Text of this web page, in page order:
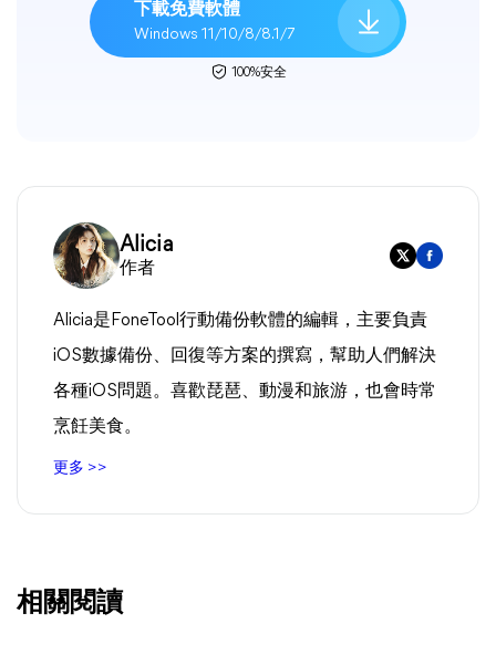
下載免費軟體
Windows 11/10/8/8.1/7
100%安全
Alicia
作者
Alicia是FoneTool行動備份軟體的編輯，主要負責
iOS數據備份、回復等方案的撰寫，幫助人們解決
各種iOS問題。喜歡琵琶、動漫和旅游，也會時常
烹飪美食。
更多 >>
相關閱讀